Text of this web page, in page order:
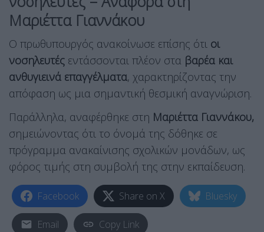
Μαριέττα Γιαννάκου
Ο πρωθυπουργός ανακοίνωσε επίσης ότι οι
νοσηλευτές εντάσσονται πλέον στα βαρέα και
ανθυγιεινά επαγγέλματα, χαρακτηρίζοντας την
απόφαση ως μια σημαντική θεσμική αναγνώριση.
Παράλληλα, αναφέρθηκε στη Μαριέττα Γιαννάκου,
σημειώνοντας ότι το όνομά της δόθηκε σε
πρόγραμμα ανακαίνισης σχολικών μονάδων, ως
φόρος τιμής στη συμβολή της στην εκπαίδευση.
Facebook Share on X Bluesky
Email Copy Link